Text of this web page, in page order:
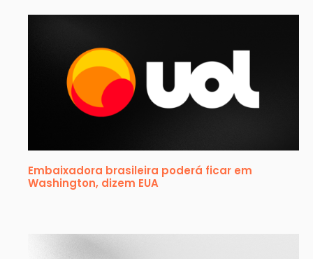
Embaixadora brasileira poderá ficar em
Washington, dizem EUA